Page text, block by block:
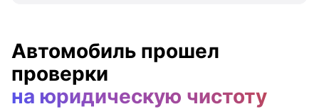
Автомобиль прошел
проверки
на юридическую чистоту